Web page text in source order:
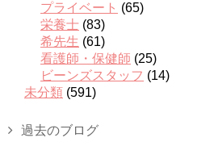
プライベート (65)
栄養士 (83)
希先生 (61)
看護師・保健師 (25)
ビーンズスタッフ (14)
未分類 (591)
過去のブログ